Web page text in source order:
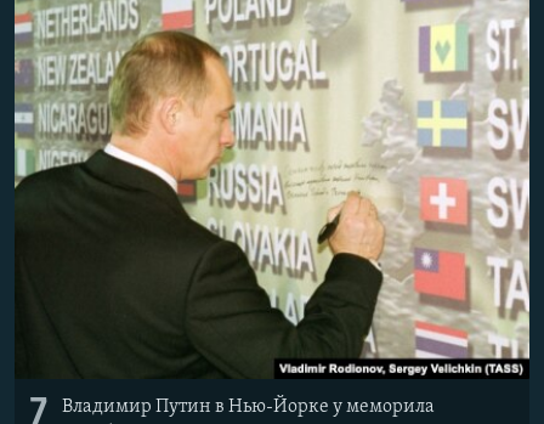
7
Владимир Путин в Нью-Йорке у меморила